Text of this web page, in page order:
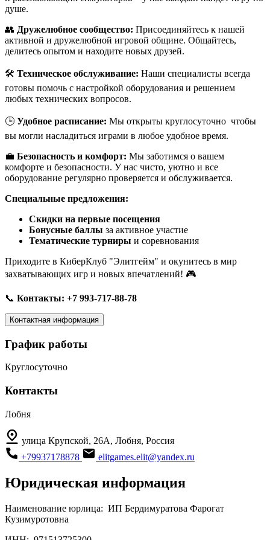
душе.
👥 Дружелюбное сообщество: Присоединяйтесь к нашей
активной и дружелюбной игровой общине. Общайтесь,
делитесь опытом и находите новых друзей.
🛠 Техническое обслуживание: Наши специалисты всегда
готовы помочь с настройкой оборудования и решением
любых технических вопросов.
🕒 Удобное расписание: Мы открыты круглосуточно чтобы
вы могли насладиться играми в любое удобное время.
💼 Безопасность и комфорт: Мы заботимся о вашем
комфорте и безопасности. У нас чисто, уютно и все
оборудование регулярно проверяется и обслуживается.
Специальные предложения:
Скидки на первые посещения
Бонусные баллы за активное участие
Тематические турниры и соревнования
Приходите в КиберКлуб "Элитгейм" и окунитесь в мир
захватывающих игр и новых впечатлений! 🎮
📞 Контакты: +7 993-717-88-78
Контактная информация
График работы
Круглосуточно
Контакты
Лобня
улица Крупской, 26А, Лобня, Россия
+79937178878
elitgames.elit@yandex.ru
Юридическая информация
Наименование юрлица: ИП Бердимуратова Фарогат
Кузимуротовна